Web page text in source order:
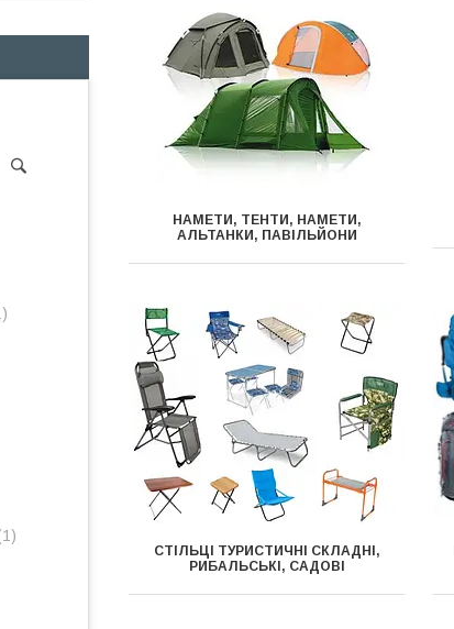
НАМЕТИ, ТЕНТИ, НАМЕТИ,
АЛЬТАНКИ, ПАВІЛЬЙОНИ
СТІЛЬЦІ ТУРИСТИЧНІ СКЛАДНІ,
РИБАЛЬСЬКІ, САДОВІ
1